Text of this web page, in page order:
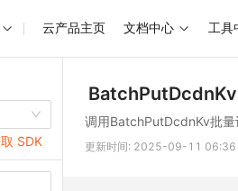
云产品主页 文档中心 工具
SDK
BatchPutDcdnKv
调用BatchPutDcdnKv批量
更新时间: 2025-09-11 06:36